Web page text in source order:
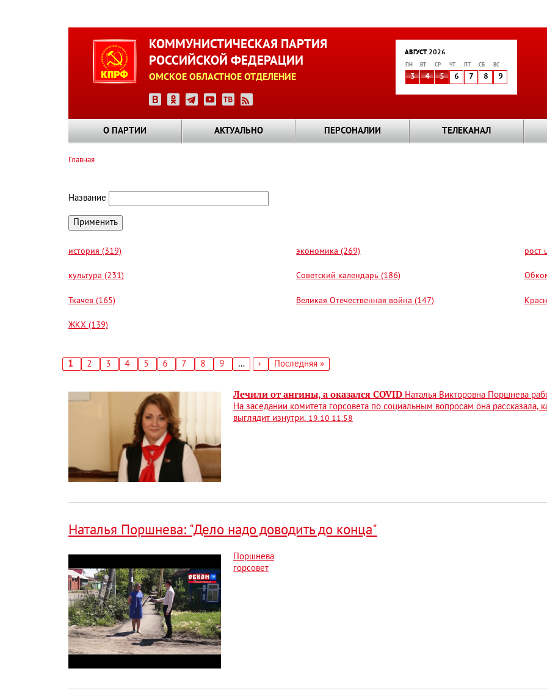
КОММУНИСТИЧЕСКАЯ ПАРТИЯ
РОССИЙСКОЙ ФЕДЕРАЦИИ
ОМСКОЕ ОБЛАСТНОЕ ОТДЕЛЕНИЕ
АВГУСТ 2026
ПН ВТ СР ЧТ СБ ВС
3 4 5 6 7 8 9
О ПАРТИИ АКТУАЛЬНО ПЕРСОНАЛИИ ТЕЛЕКАНАЛ
Главная
Название
история (319) экономика (269) рост
культура (231) Советский календарь (186)
Ткачев (165) Великая Отечественная война (147)
ЖКХ (139)
Текущая
1 Страница
2 Страница
3 Страница
4 Страница
5 Страница
6 Страница
7 Страница
8 Страница
9 …
Следующая
›
Последняя
Последняя »
Лечили от ангины, а оказался COVID Наталья Викторовна Поршнева
На заседании комитета горсовета по социальным вопросам она рассказала,
выглядит изнутри. 19.10 11:58
Наталья Поршнева: "Дело надо доводить до конца"
Поршнева
горсовет